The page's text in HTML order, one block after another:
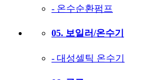
- 온수순환펌프
05. 보일러/온수기
- 대성셀틱 온수기